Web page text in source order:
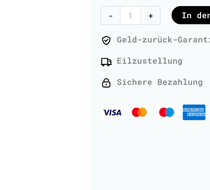
-
Oil
-
1
Menge
+ In
Geld-zurück-
Eilzustellung
Sichere Bezahlung